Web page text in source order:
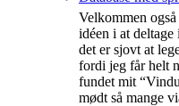
Velkommen
idéen i at
det er sjovt at
fordi jeg får helt
fundet mit
mødt så mange